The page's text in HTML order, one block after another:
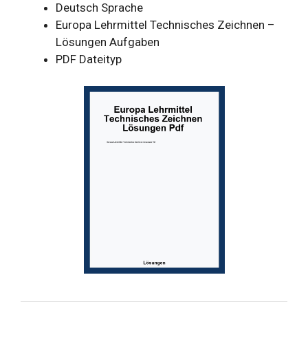
Deutsch Sprache
Europa Lehrmittel Technisches Zeichnen –
Lösungen Aufgaben
PDF Dateityp